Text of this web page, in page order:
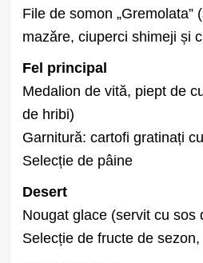
File de somon „Gremolata”
mazăre, ciuperci shimeji și
Fel principal
Medalion de vită, piept de
de hribi)
Garnitură: cartofi gratinați
Selecție de pâine
Desert
Nougat glace (servit cu sos
Selecție de fructe de